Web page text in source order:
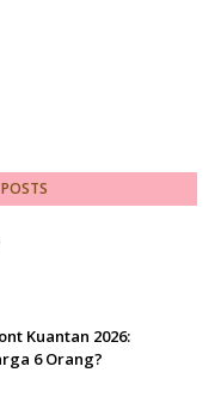
Kuantan 2026:
6 Orang?